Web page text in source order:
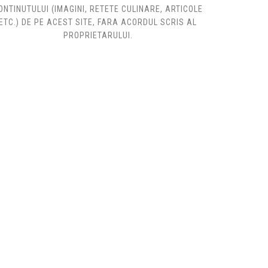
(IMAGINI, RETETE CULINARE, ARTICOLE
DE PE ACEST SITE, FARA ACORDUL SCRIS AL
PROPRIETARULUI.